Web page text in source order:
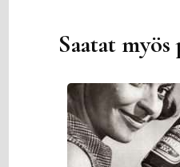
Artikkelien
Saatat